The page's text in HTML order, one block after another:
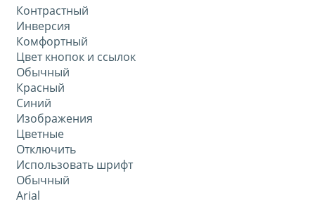
Контрастный
Инверсия
Комфортный
Цвет кнопок и ссылок
Обычный
Красный
Синий
Изображения
Цветные
Отключить
Использовать шрифт
Обычный
Arial